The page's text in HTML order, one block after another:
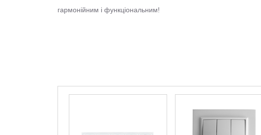
гармонійним і функціональним!